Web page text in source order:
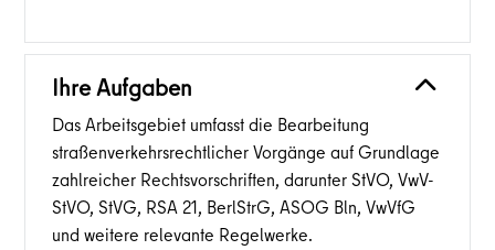
Ihre Aufgaben
Das Arbeitsgebiet umfasst die Bearbeitung
straßenverkehrsrechtlicher Vorgänge auf Grundlage
zahlreicher Rechtsvorschriften, darunter StVO, VwV-
StVO, StVG, RSA 21, BerlStrG, ASOG Bln, VwVfG
und weitere relevante Regelwerke.